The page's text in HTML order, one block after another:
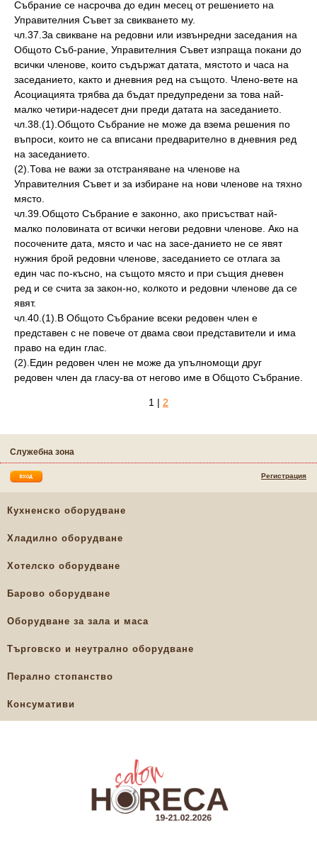
Събрание се насрочва до един месец от решението на
Управителния Съвет за свикването му.
чл.37.За свикване на редовни или извънредни заседания на
Общото Съб-рание, Управителния Съвет изпраща покани до
всички членове, които съдържат датата, мястото и часа на
заседанието, както и дневния ред на същото. Члено-вете на
Асоциацията трябва да бъдат предупредени за това най-
малко четири-надесет дни преди датата на заседанието.
чл.38.(1).Общото Събрание не може да взема решения по
въпроси, които не са вписани предварително в дневния ред
на заседанието.
(2).Това не важи за отстраняване на членове на
Управителния Съвет и за избиране на нови членове на тяхно
място.
чл.39.Общото Събрание е законно, ако присъстват най-
малко половината от всички негови редовни членове. Ако на
посочените дата, място и час на засе-данието не се явят
нужния брой редовни членове, заседанието се отлага за
един час по-късно, на същото място и при същия дневен
ред и се счита за закон-но, колкото и редовни членове да се
явят.
чл.40.(1).В Общото Събрание всеки редовен член е
представен с не повече от двама свои представители и има
право на един глас.
(2).Един редовен член не може да упълномощи друг
редовен член да гласу-ва от негово име в Общото Събрание.
1 | 2
Служебна зона
Регистрация
Кухненско оборудване
Хладилно оборудване
Хотелско оборудване
Барово оборудване
Оборудване за зала и маса
Търговско и неутрално оборудване
Перално стопанство
Консумативи